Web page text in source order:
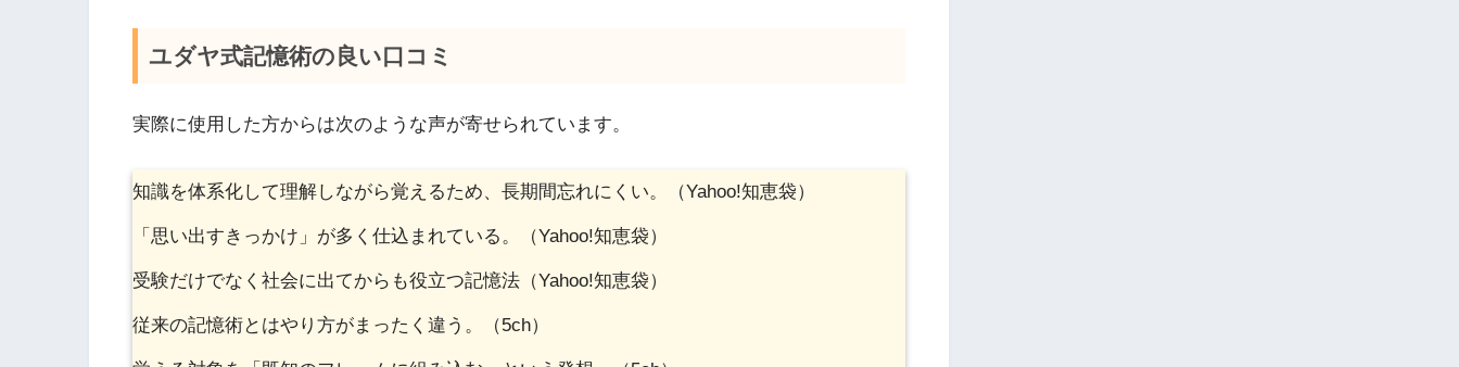
ユダヤ式記憶術の良い口コミ
実際に使用した方からは次のような声が寄せられています。
知識を体系化して理解しながら覚えるため、長期間忘れにくい。（Yahoo!知恵袋）
「思い出すきっかけ」が多く仕込まれている。（Yahoo!知恵袋）
受験だけでなく社会に出てからも役立つ記憶法（Yahoo!知恵袋）
従来の記憶術とはやり方がまったく違う。（5ch）